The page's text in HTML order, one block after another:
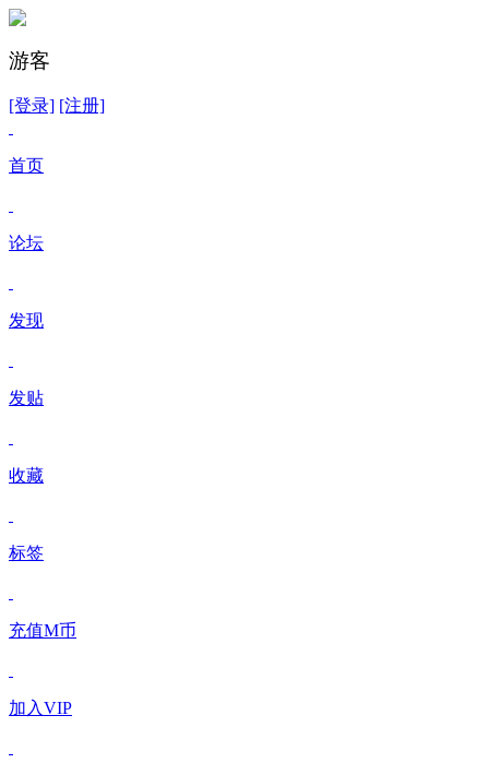
游客
[登录] [注册]
首页
论坛
发现
发贴
收藏
标签
充值M币
加入VIP